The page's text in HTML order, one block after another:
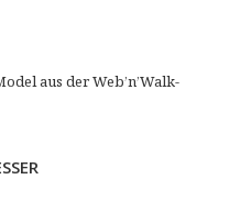
aus der Web’n’Walk-